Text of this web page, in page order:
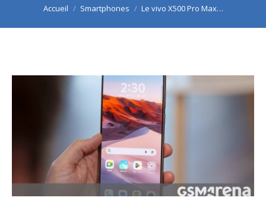
Vous êtes ici :
Accueil Smartphones Le vivo X500 Pro Max…